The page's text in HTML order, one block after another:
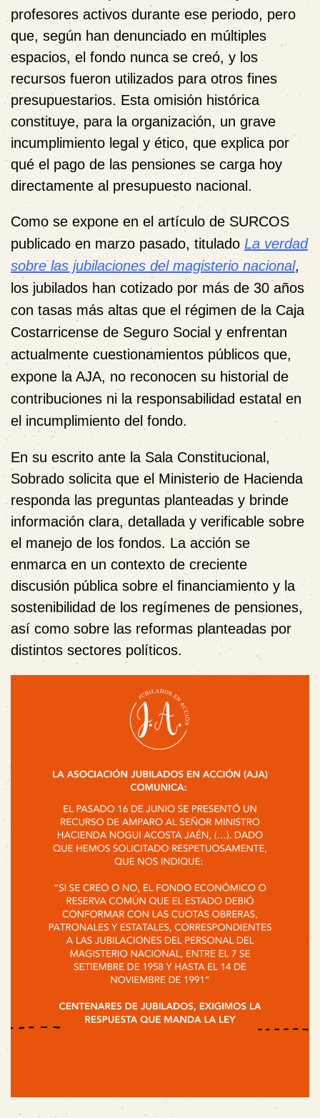
profesores activos durante ese periodo, pero
que, según han denunciado en múltiples
espacios, el fondo nunca se creó, y los
recursos fueron utilizados para otros fines
presupuestarios. Esta omisión histórica
constituye, para la organización, un grave
incumplimiento legal y ético, que explica por
qué el pago de las pensiones se carga hoy
directamente al presupuesto nacional.
Como se expone en el artículo de SURCOS
publicado en marzo pasado, titulado La verdad
sobre las jubilaciones del magisterio nacional,
los jubilados han cotizado por más de 30 años
con tasas más altas que el régimen de la Caja
Costarricense de Seguro Social y enfrentan
actualmente cuestionamientos públicos que,
expone la AJA, no reconocen su historial de
contribuciones ni la responsabilidad estatal en
el incumplimiento del fondo.
En su escrito ante la Sala Constitucional,
Sobrado solicita que el Ministerio de Hacienda
responda las preguntas planteadas y brinde
información clara, detallada y verificable sobre
el manejo de los fondos. La acción se
enmarca en un contexto de creciente
discusión pública sobre el financiamiento y la
sostenibilidad de los regímenes de pensiones,
así como sobre las reformas planteadas por
distintos sectores políticos.